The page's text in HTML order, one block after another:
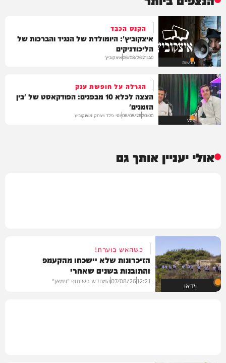
חדשות
הקנס הכבד
איצקוביץ': היומולדת של הנגיד והברכות של
הליכודניקים
21:40
06/08/26איצקוביץ'
VOD
הגרלה על חופשת ענק
הצצה לכלא 10 מבפנים: הפודקאסט של 'בין
הזמנים'
20:00
06/08/26יוסי פלד ויצחק מושקוביץ
אולי יעניין אותך גם
וידאו
כשהאש בוערת!
הזיכרונות שלא יישכחו מהקעמפ
והתובנות בשנים שאחרי
12:21
07/08/26המחדש בשיתוף "וימאן"